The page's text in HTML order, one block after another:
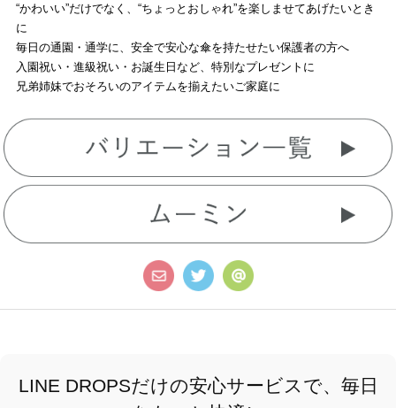
“かわいい”だけでなく、“ちょっとおしゃれ”を楽しませてあげたいとき
に
毎日の通園・通学に、安全で安心な傘を持たせたい保護者の方へ
入園祝い・進級祝い・お誕生日など、特別なプレゼントに
兄弟姉妹でおそろいのアイテムを揃えたいご家庭に
LINE DROPSだけの安心サービスで、毎日